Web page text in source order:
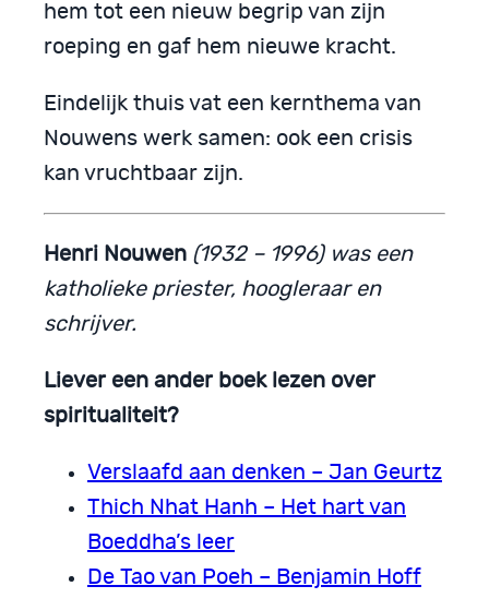
hem tot een nieuw begrip van zijn
roeping en gaf hem nieuwe kracht.
Eindelijk thuis vat een kernthema van
Nouwens werk samen: ook een crisis
kan vruchtbaar zijn.
Henri Nouwen (1932 – 1996) was een
katholieke priester, hoogleraar en
schrijver.
Liever een ander boek lezen over
spiritualiteit?
Verslaafd aan denken – Jan Geurtz
Thich Nhat Hanh – Het hart van
Boeddha’s leer
De Tao van Poeh – Benjamin Hoff